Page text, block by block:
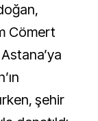
Cömert
şehir